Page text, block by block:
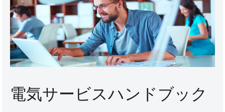
電気サービスハンドブック